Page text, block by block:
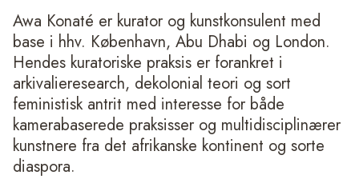
Awa Konaté er kurator og kunstkonsulent med
base i hhv. København, Abu Dhabi og London.
Hendes kuratoriske praksis er forankret i
arkivalieresearch, dekolonial teori og sort
feministisk antrit med interesse for både
kamerabaserede praksisser og multidisciplinærer
kunstnere fra det afrikanske kontinent og sorte
diaspora.